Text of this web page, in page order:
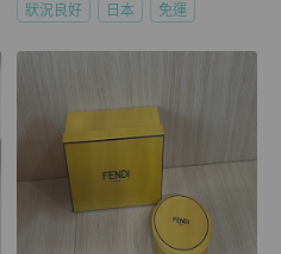
狀況良好 日本 免運